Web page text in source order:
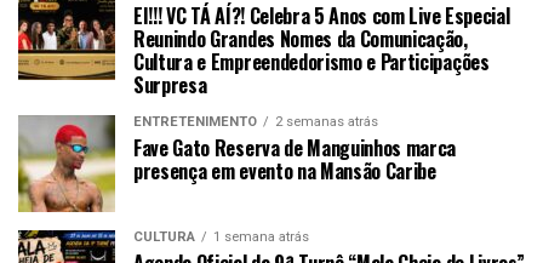
EI!!! VC TÁ AÍ?! Celebra 5 Anos com Live Especial
Reunindo Grandes Nomes da Comunicação,
Cultura e Empreendedorismo e Participações
Surpresa
ENTRETENIMENTO 2 semanas atrás
Fave Gato Reserva de Manguinhos marca
presença em evento na Mansão Caribe
CULTURA 1 semana atrás